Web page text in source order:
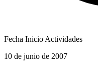
Fecha Inicio Actividades
10 de junio de 2007